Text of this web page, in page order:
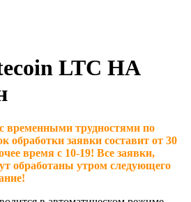
LTC НА
трудностями по
обработки заявки составит от 30
время с 10-19! Все заявки,
обработаны утром следующего